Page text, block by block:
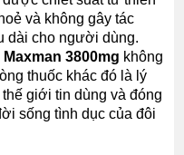
và không gây tác
dài cho người dùng.
3800mg không
thuốc khác đó là lý
giới tin dùng và đóng
sống tình dục của đôi